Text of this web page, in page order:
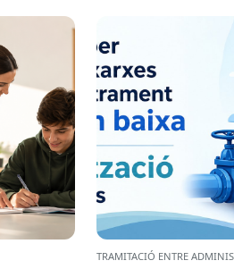
TRAMITACIÓ ENTRE